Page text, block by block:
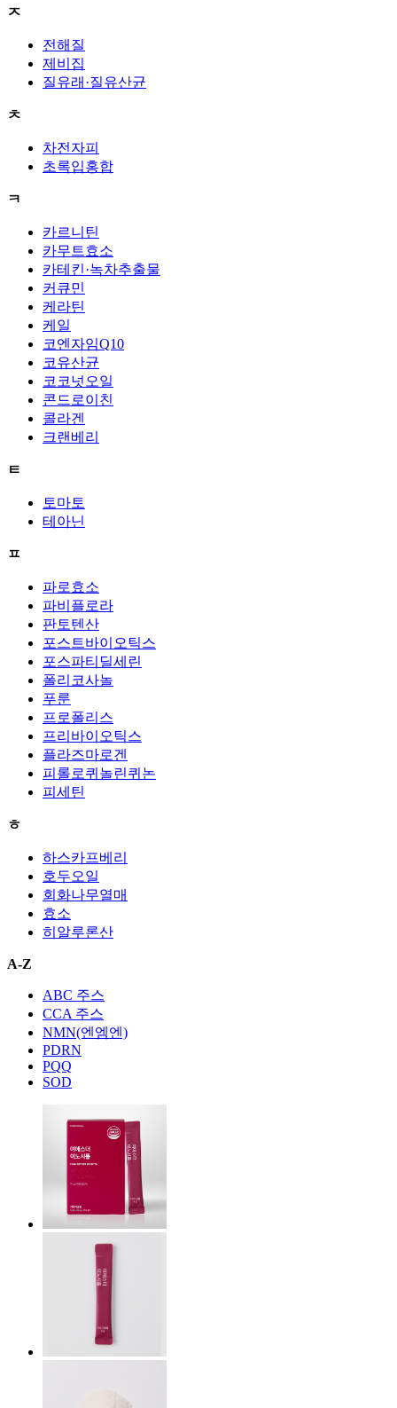
ㅈ
전해질
제비집
질유래·질유산균
ㅊ
차전자피
초록입홍합
ㅋ
카르니틴
카무트효소
카테킨·녹차추출물
커큐민
케라틴
케일
코엔자임Q10
코유산균
코코넛오일
콘드로이친
콜라겐
크랜베리
ㅌ
토마토
테아닌
ㅍ
파로효소
파비플로라
판토텐산
포스트바이오틱스
포스파티딜세린
폴리코사놀
푸룬
프로폴리스
프리바이오틱스
플라즈마로겐
피롤로퀴놀린퀴논
피세틴
ㅎ
하스카프베리
호두오일
회화나무열매
효소
히알루론산
A-Z
ABC 주스
CCA 주스
NMN(엔엠엔)
PDRN
PQQ
SOD